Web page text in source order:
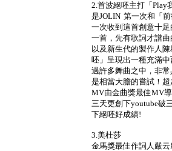
2.首波絕呸主打「Play
是JOLIN 第一次和「
一次收到這首創意十
一首，先有歌詞才譜
以及新生代的製作人
呸」呈現出一種充滿
過許多舞曲之中，非
是相當大膽的嘗試！
MV由金曲獎最佳MV
三天更創下youtube破
下絕呸好成績!
3.美杜莎
金馬獎最佳作詞人嚴